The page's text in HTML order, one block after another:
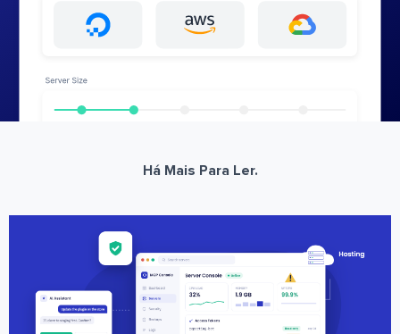
Há Mais Para Ler.